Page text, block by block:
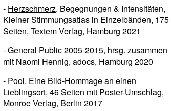
- Herzschmerz. Begegnungen & Intensitäten,
Kleiner Stimmungsatlas in Einzelbänden, 175
Seiten, Textem Verlag, Hamburg 2021
-General Public 2005-2015, hrsg. zusammen
mit Naomi Hennig, adocs, Hamburg 2020
- Pool. Eine Bild-Hommage an einen
Lieblingsort, 46 Seiten mit Poster-Umschlag,
Monroe Verlag, Berlin 2017